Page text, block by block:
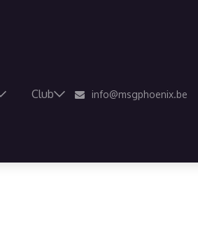
Club info@msgphoenix.be